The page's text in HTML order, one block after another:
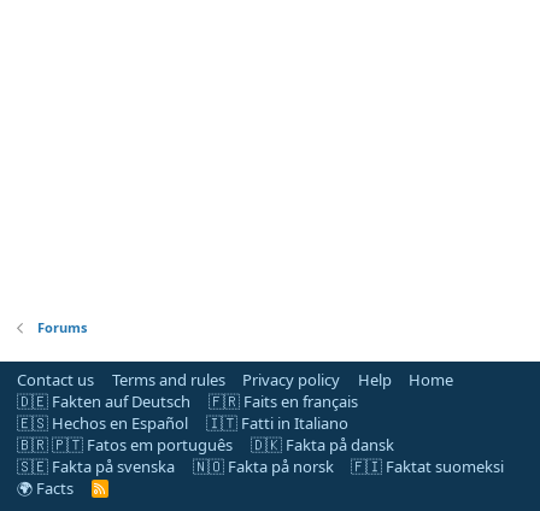
Forums
Contact us Terms and rules Privacy policy Help
Home
🇩🇪 Fakten auf Deutsch
🇫🇷 Faits en français
🇪🇸 Hechos en Español
🇮🇹 Fatti in Italiano
🇧🇷 🇵🇹 Fatos em português
🇩🇰 Fakta på dansk
🇸🇪 Fakta på svenska
🇳🇴 Fakta på norsk
🇫🇮 Faktat suomeksi
🌍 Facts
R